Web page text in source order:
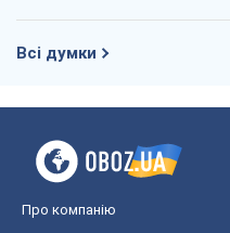
Всі думки
Про компанію